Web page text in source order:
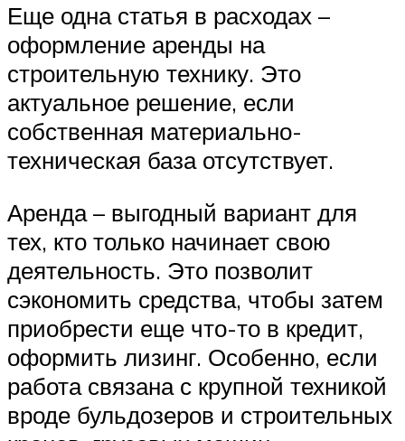
Еще одна статья в расходах –
оформление аренды на
строительную технику. Это
актуальное решение, если
собственная материально-
техническая база отсутствует.
Аренда – выгодный вариант для
тех, кто только начинает свою
деятельность. Это позволит
сэкономить средства, чтобы затем
приобрести еще что-то в кредит,
оформить лизинг. Особенно, если
работа связана с крупной техникой
вроде бульдозеров и строительных